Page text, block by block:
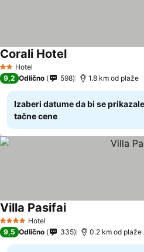
2 Zvezdice
Hotel
Corali HotelPogledaj cene
9,2 Odlično 598 1.8 km od plaže
Izaberi datume da bi se prikazale
tačne cene
4 ZvezdiceHotel
Villa PasifaiPogledaj cene
9,5 Odlično 335 0.2 km od plaže